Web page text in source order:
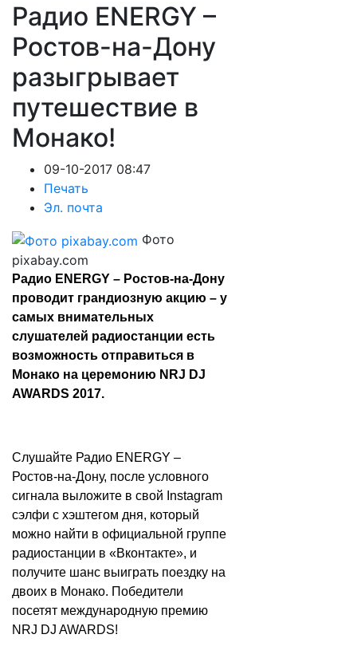
Радио ENERGY –
Ростов-на-Дону
разыгрывает
путешествие в
Монако!
09-10-2017 08:47
Печать
Эл. почта
Фото
pixabay.com
Радио ENERGY – Ростов-на-Дону
проводит грандиозную акцию – у
самых внимательных
слушателей радиостанции есть
возможность отправиться в
Монако на церемонию NRJ DJ
AWARDS 2017.
Слушайте Радио ENERGY –
Ростов-на-Дону, после условного
сигнала выложите в свой Instagram
сэлфи с хэштегом дня, который
можно найти в официальной группе
радиостанции в «Вконтакте», и
получите шанс выиграть поездку на
двоих в Монако. Победители
посетят международную премию
NRJ DJ AWARDS!